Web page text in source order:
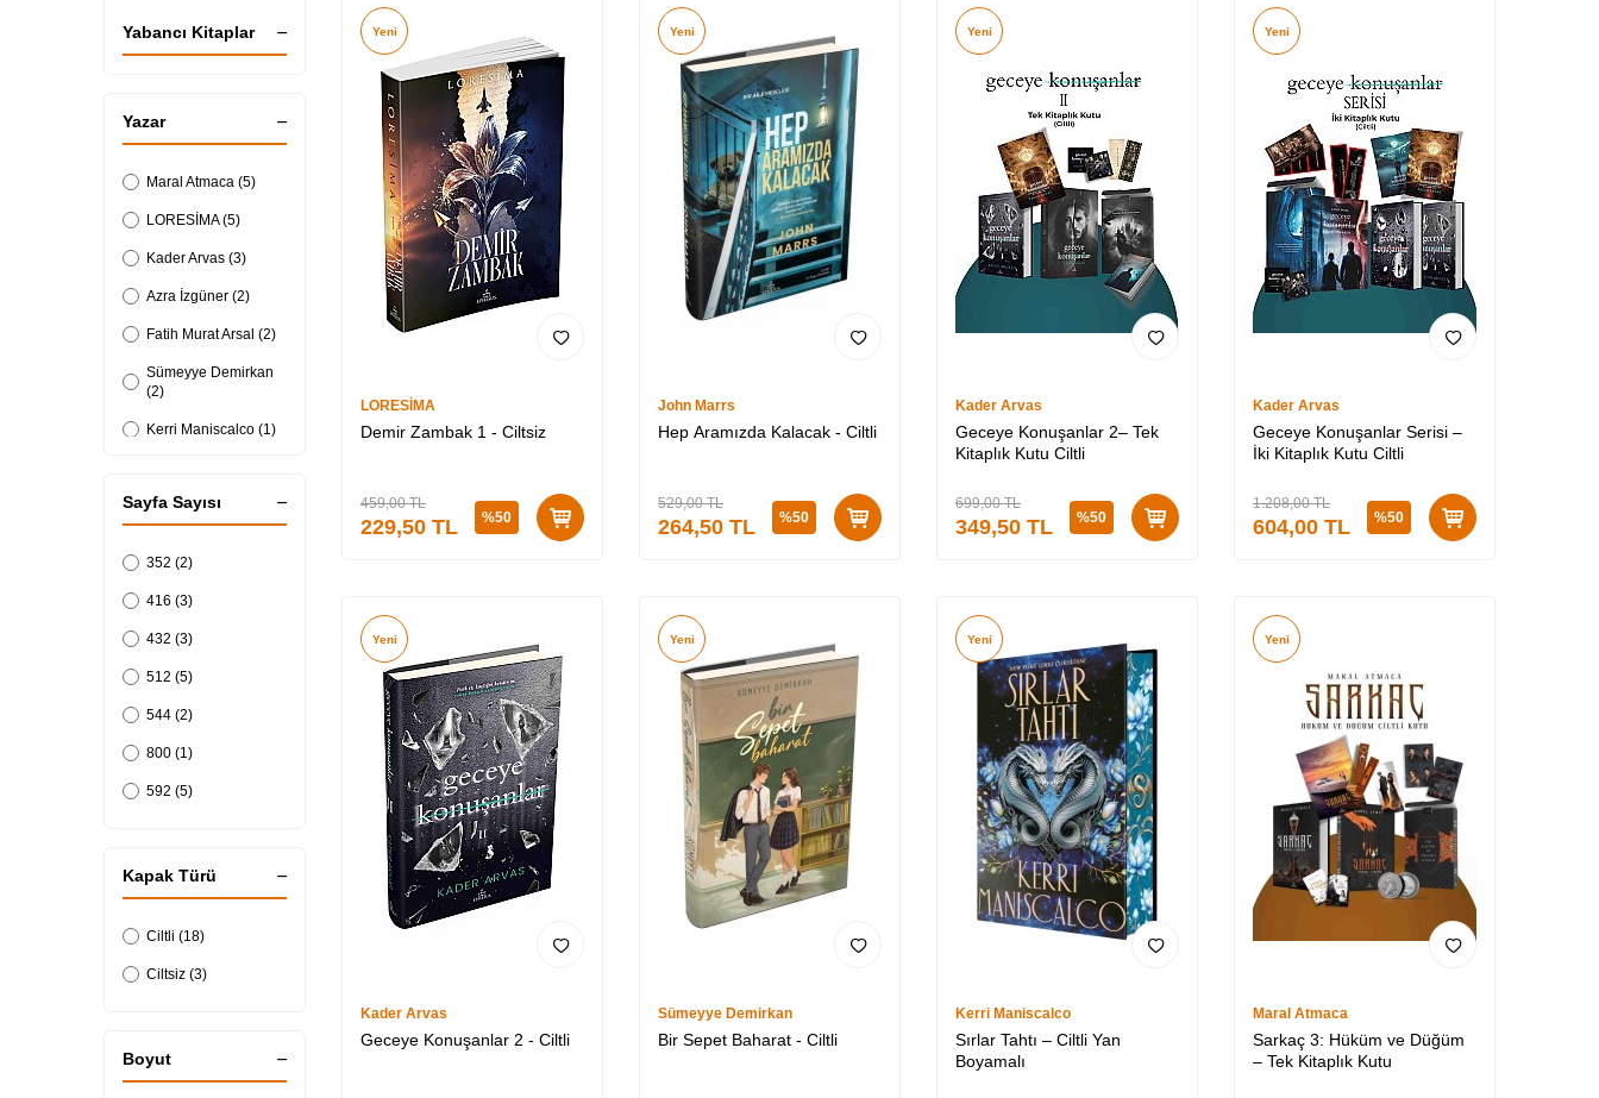
Yabancı Kitaplar
Yazar
Maral Atmaca (5)
LORESİMA (5)
Kader Arvas (3)
Azra İzgüner (2)
Fatih Murat Arsal (2)
Sümeyye Demirkan
(2)
Kerri Maniscalco (1)
Sayfa Sayısı
352 (2)
416 (3)
432 (3)
512 (5)
544 (2)
800 (1)
592 (5)
Kapak Türü
Ciltli (18)
Ciltsiz (3)
Boyut
Yeni
LORESİMA
Demir Zambak 1 - Ciltsiz
459,00TL
229,50 TL %50
Yeni
John Marrs
Hep Aramızda Kalacak - Ciltli
529,00TL
264,50 TL %50
Yeni
Kader Arvas
Geceye Konuşanlar 2– Tek
Kitaplık Kutu Ciltli
699,00TL
349,50 TL %50
Yeni
Kader Arvas
Geceye Konuşanlar Serisi –
İki Kitaplık Kutu Ciltli
1.208,00TL
604,00 TL %50
Yeni
Kader Arvas
Geceye Konuşanlar 2 - Ciltli
Yeni
Sümeyye Demirkan
Bir Sepet Baharat - Ciltli
Yeni
Kerri Maniscalco
Sırlar Tahtı – Ciltli Yan
Boyamalı
Yeni
Maral Atmaca
Sarkaç 3: Hüküm ve Düğüm
– Tek Kitaplık Kutu